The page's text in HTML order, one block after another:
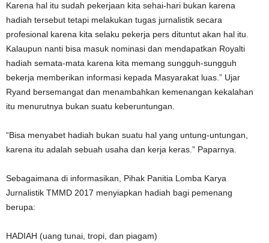
Karena hal itu sudah pekerjaan kita sehai-hari bukan karena
hadiah tersebut tetapi melakukan tugas jurnalistik secara
profesional karena kita selaku pekerja pers dituntut akan hal itu.
Kalaupun nanti bisa masuk nominasi dan mendapatkan Royalti
hadiah semata-mata karena kita memang sungguh-sungguh
bekerja memberikan informasi kepada Masyarakat luas.” Ujar
Ryand bersemangat dan menambahkan kemenangan kekalahan
itu menurutnya bukan suatu keberuntungan.
“Bisa menyabet hadiah bukan suatu hal yang untung-untungan,
karena itu adalah sebuah usaha dan kerja keras.” Paparnya.
Sebagaimana di informasikan, Pihak Panitia Lomba Karya
Jurnalistik TMMD 2017 menyiapkan hadiah bagi pemenang
berupa:
HADIAH (uang tunai, tropi, dan piagam)